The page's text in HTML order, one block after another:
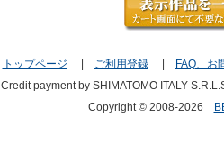
トップページ ご利用登録|
FAQ、お
Credit payment by SHIMATOMO ITALY
Copyright © 2008-2026